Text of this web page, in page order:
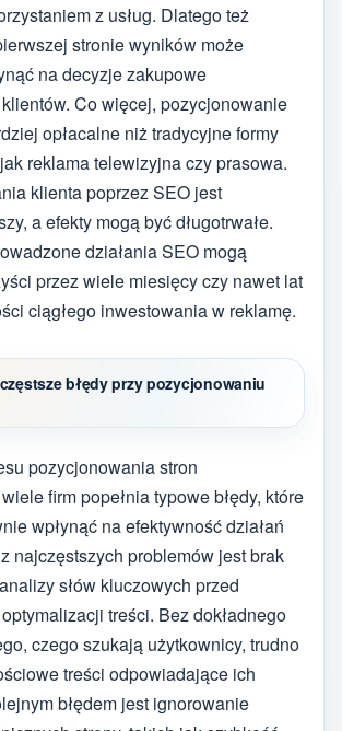
z usług. Dlatego też
stronie wyników może
na decyzje zakupowe
Co więcej, pozycjonowanie
opłacalne niż tradycyjne formy
reklama telewizyjna czy prasowa.
klienta poprzez SEO jest
a efekty mogą być długotrwałe.
działania SEO mogą
przez wiele miesięcy czy nawet lat
ciągłego inwestowania w reklamę.
błędy przy pozycjonowaniu
pozycjonowania stron
firm popełnia typowe błędy, które
wpłynąć na efektywność działań
najczęstszych problemów jest brak
słów kluczowych przed
treści. Bez dokładnego
czego szukają użytkownicy, trudno
treści odpowiadające ich
błędem jest ignorowanie